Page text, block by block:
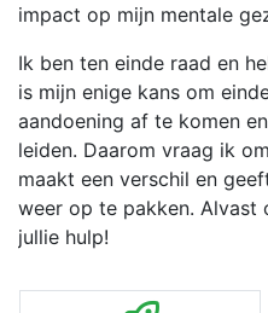
impact op mijn mentale
Ik ben ten einde raad en
is mijn enige kans om
aandoening af te komen
leiden. Daarom vraag ik
maakt een verschil en
weer op te pakken.
jullie hulp!